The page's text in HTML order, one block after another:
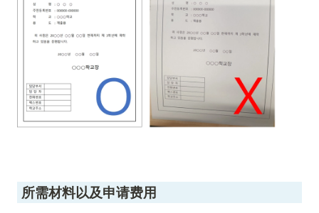
所需材料以及申请费用